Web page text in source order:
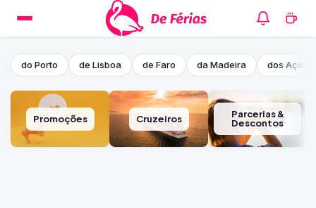
do Porto de Lisboa de Faro da Madeira dos
Promoções Cruzeiros
Parcerias &
Descontos